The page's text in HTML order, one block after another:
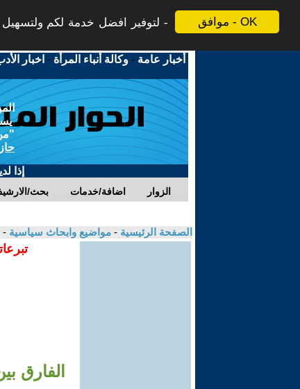
موافق - OK
لتوفير افضل خدمة لكم ولتسهيل
أخبار عامة -وكالة أنباء المرأة - اخبار
إذا
بحث/ اضافة/خدمات الزوار
الصفحة الرئيسية - مواضيع وابحاث سياسية -